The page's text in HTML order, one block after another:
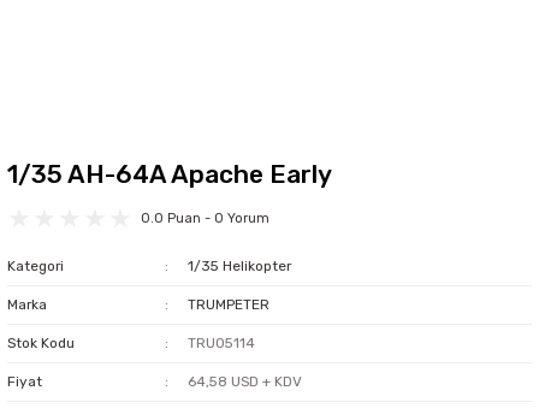
1/35 AH-64A Apache Early
0.0 Puan - 0 Yorum
Kategori 1/35 Helikopter
Marka TRUMPETER
Stok Kodu TRU05114
Fiyat 64,58 USD + KDV